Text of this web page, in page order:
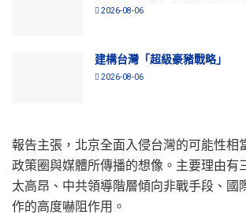
2026-08-06
建構台灣「超級豪豬戰略」
2026-08-06
報告主張，北京全面入侵台灣的可能性相
政策圈與媒體所傳播的想像。主要理由有
太高昂、中共領導階層傾向非戰手段、國
作的高度嚇阻作用。